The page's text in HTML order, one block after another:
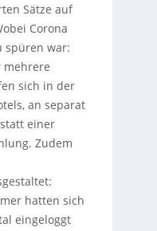
Sätze auf
Corona
spüren war:
sich in der
an separat
einer
Zudem
hatten sich
eingeloggt